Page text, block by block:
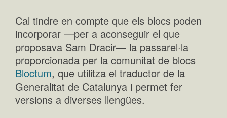
Cal tindre en compte que els blocs poden
incorporar —per a aconseguir el que
proposava Sam Dracir— la passarel·la
proporcionada per la comunitat de blocs
Bloctum, que utilitza el traductor de la
Generalitat de Catalunya i permet fer
versions a diverses llengües.